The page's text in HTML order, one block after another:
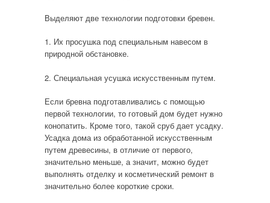
Выделяют две технологии подготовки бревен.
1. Их просушка под специальным навесом в
природной обстановке.
2. Специальная усушка искусственным путем.
Если бревна подготавливались с помощью
первой технологии, то готовый дом будет нужно
конопатить. Кроме того, такой сруб дает усадку.
Усадка дома из обработанной искусственным
путем древесины, в отличие от первого,
значительно меньше, а значит, можно будет
выполнять отделку и косметический ремонт в
значительно более короткие сроки.